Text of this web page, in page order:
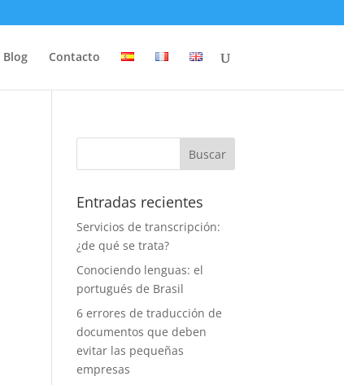
Blog Contacto
Entradas recientes
Servicios de transcripción:
¿de qué se trata?
Conociendo lenguas: el
portugués de Brasil
6 errores de traducción de
documentos que deben
evitar las pequeñas
empresas